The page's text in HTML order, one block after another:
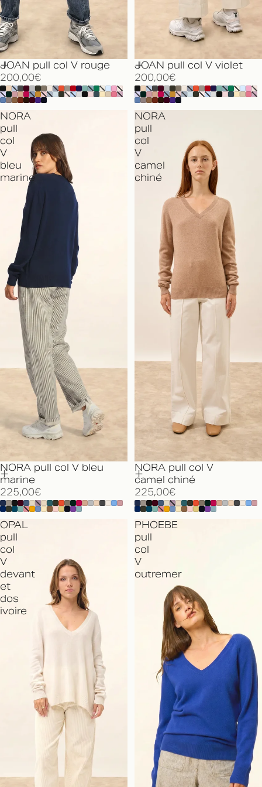
JOAN pull col V rouge
200,00€
JOAN pull col V violet
200,00€
NORA
pull
col
V
bleu
marine
NORA pull col V bleu
marine
225,00€
NORA
pull
col
V
camel
chiné
NORA pull col V
camel chiné
225,00€
OPAL
pull
col
V
devant
et
dos
ivoire
PHOEBE
pull
col
V
outremer